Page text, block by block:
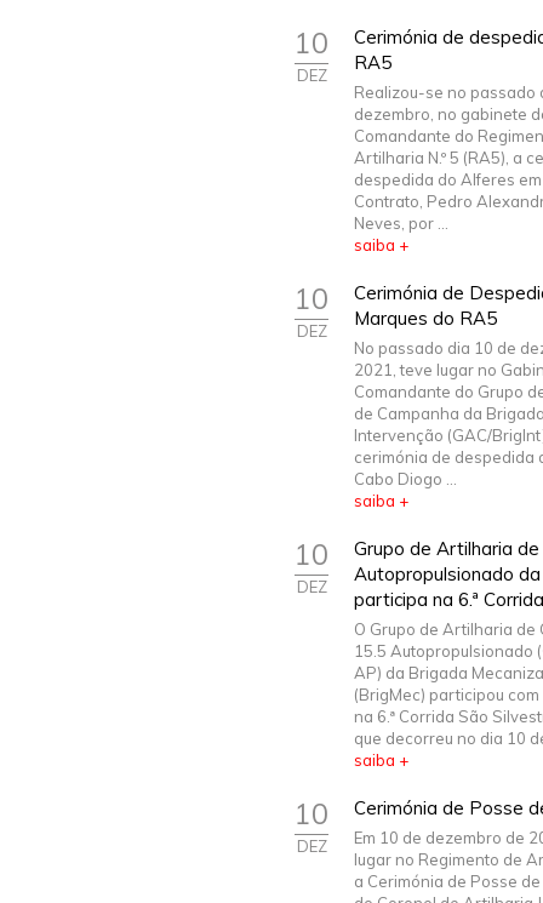
10
DEZ
Cerimónia de
RA5
Realizou-se no passado
dezembro, no gabinete
Comandante do
Artilharia N.º 5 (RA5), a
despedida do Alferes
Contrato, Pedro
Neves, por ...
saiba +
10
DEZ
Cerimónia de
Marques do RA5
No passado dia 10 de
2021, teve lugar no
Comandante do Grupo
de Campanha da
Intervenção (GAC/
cerimónia de despedida
Cabo Diogo ...
saiba +
10
DEZ
Grupo de Artilharia
Autopropulsionado
participa na 6.ª
O Grupo de Artilharia de
15.5 Autopropulsionado
AP) da Brigada
(BrigMec) participou
na 6.ª Corrida São
que decorreu no dia 10
saiba +
10
DEZ
Cerimónia de Posse
Em 10 de dezembro de
lugar no Regimento de
a Cerimónia de Posse